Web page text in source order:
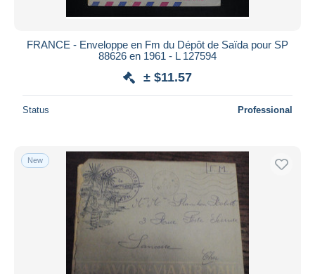
FRANCE - Enveloppe en Fm du Dépôt de Saïda pour SP
88626 en 1961 - L 127594
± $11.57
Status Professional
New